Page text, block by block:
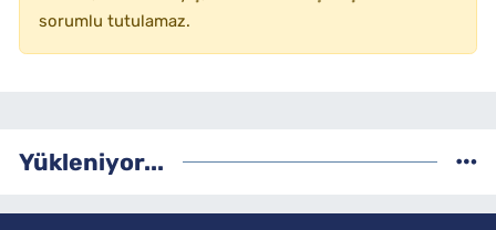
sorumlu tutulamaz.
Yükleniyor...